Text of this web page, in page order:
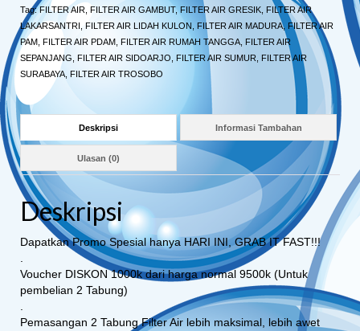
Tag:FILTER AIR FILTER AIR GAMBUT, FILTER AIR GRESIK
FILTER AIR
LAKARSANTRI
FILTER AIR LIDAH KULON FILTER AIR MADURA, FILTER AIR
PAM
FILTER AIR PDAM FILTER AIR RUMAH TANGGA
FILTER AIR
SEPANJANG
FILTER AIR SIDOARJO FILTER AIR SUMUR
FILTER AIR
SURABAYA
FILTER AIR TROSOBO
Deskripsi Informasi Tambahan
Ulasan (0)
Deskripsi
Dapatkan Promo Spesial hanya HARI INI, GRAB IT FAST!!!
.
Voucher DISKON 1000k dari harga normal 9500k (Untuk
pembelian 2 Tabung)
.
Pemasangan 2 Tabung Filter Air lebih maksimal, lebih awet